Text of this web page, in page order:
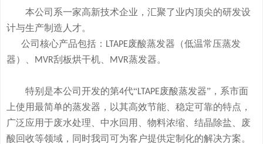
本公司系一家高新技术企业，汇聚了业内顶尖的研发设
计与生产制造人才。
公司核心产品包括： LTAPE废酸蒸发器 （低温常压蒸发
器）、
MVR刮板烘干机、 MVR蒸发器。
特别是本公司开发的第4代“LTAPE废酸蒸发器” ，系市面
上使用最简单的蒸发器， 以其高效节能、稳定可靠的特点，
广泛应用于废水处理、中水回用、物料浓缩、结晶除盐、废
酸回收等领域， 同时我司可为客户提供定制化的解决方案。